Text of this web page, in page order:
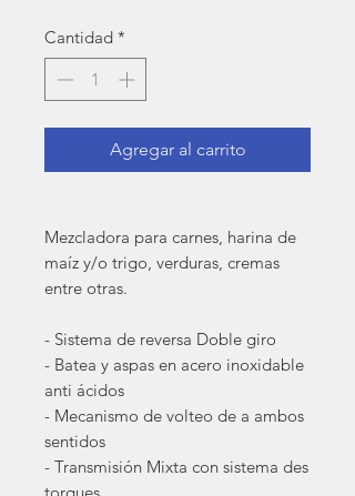
Cantidad *
Agregar al carrito
Mezcladora para carnes, harina de
maíz y/o trigo, verduras, cremas
entre otras.
- Sistema de reversa Doble giro
- Batea y aspas en acero inoxidable
anti ácidos
- Mecanismo de volteo de a ambos
sentidos
- Transmisión Mixta con sistema des
torques